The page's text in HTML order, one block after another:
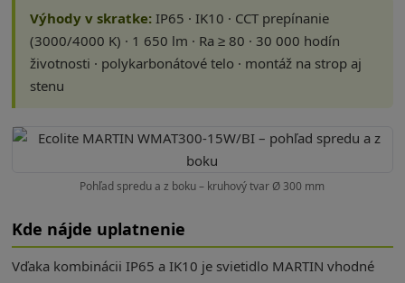
Výhody v skratke: IP65 · IK10 · CCT prepínanie
(3000/4000 K) · 1 650 lm · Ra ≥ 80 · 30 000 hodín
životnosti · polykarbonátové telo · montáž na strop aj
stenu
Pohľad spredu a z boku – kruhový tvar Ø 300 mm
Kde nájde uplatnenie
Vďaka kombinácii IP65 a IK10 je svietidlo MARTIN vhodné